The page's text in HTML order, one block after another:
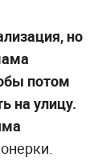
но
потом
на улицу.